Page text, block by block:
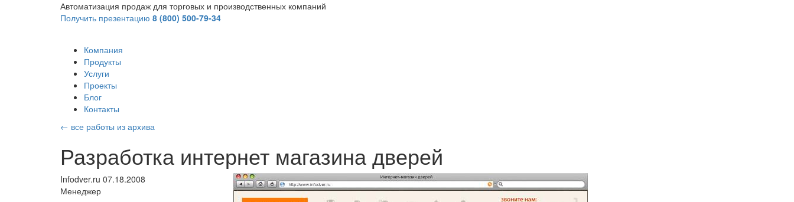
Автоматизация продаж для торговых и производственных компаний
Получить презентацию 8 (800) 500-79-34
Компания
Продукты
Услуги
Проекты
Блог
Контакты
← все работы из архива
Разработка интернет магазина дверей
Infodver.ru 07.18.2008
Менеджер